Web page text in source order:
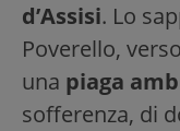
d’Assisi. Lo
Poverello,
una piaga
sofferenza, di